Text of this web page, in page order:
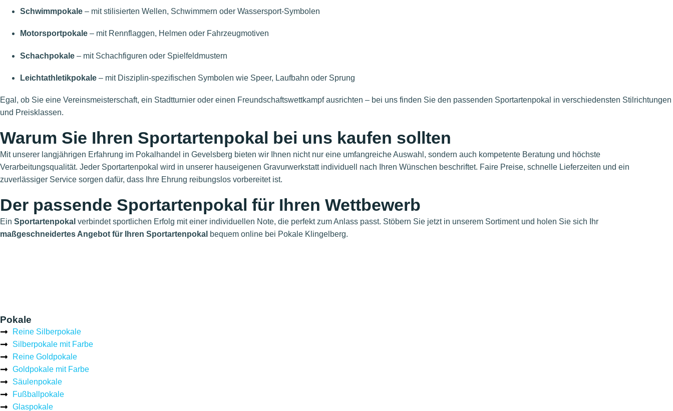
Schwimmpokale – mit stilisierten Wellen, Schwimmern oder Wassersport-Symbolen
Motorsportpokale – mit Rennflaggen, Helmen oder Fahrzeugmotiven
Schachpokale – mit Schachfiguren oder Spielfeldmustern
Leichtathletikpokale – mit Disziplin-spezifischen Symbolen wie Speer, Laufbahn oder Sprung
Egal, ob Sie eine Vereinsmeisterschaft, ein Stadtturnier oder einen Freundschaftswettkampf ausrichten – bei uns finden Sie den passenden Sportartenpokal in verschiedensten Stilrichtungen
und Preisklassen.
Warum Sie Ihren Sportartenpokal bei uns kaufen sollten
Mit unserer langjährigen Erfahrung im Pokalhandel in Gevelsberg bieten wir Ihnen nicht nur eine umfangreiche Auswahl, sondern auch kompetente Beratung und höchste
Verarbeitungsqualität. Jeder Sportartenpokal wird in unserer hauseigenen Gravurwerkstatt individuell nach Ihren Wünschen beschriftet. Faire Preise, schnelle Lieferzeiten und ein
zuverlässiger Service sorgen dafür, dass Ihre Ehrung reibungslos vorbereitet ist.
Der passende Sportartenpokal für Ihren Wettbewerb
Ein Sportartenpokal verbindet sportlichen Erfolg mit einer individuellen Note, die perfekt zum Anlass passt. Stöbern Sie jetzt in unserem Sortiment und holen Sie sich Ihr
maßgeschneidertes Angebot für Ihren Sportartenpokal bequem online bei Pokale Klingelberg.
Pokale
Reine Silberpokale
Silberpokale mit Farbe
Reine Goldpokale
Goldpokale mit Farbe
Säulenpokale
Fußballpokale
Glaspokale